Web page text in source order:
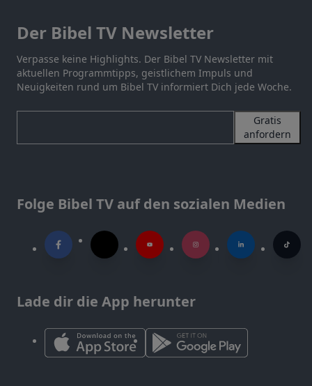
Der Bibel TV Newsletter
Verpasse keine Highlights. Der Bibel TV Newsletter mit
aktuellen Programmtipps, geistlichem Impuls und
Neuigkeiten rund um Bibel TV informiert Dich jede Woche.
Gratis
anfordern
Folge Bibel TV auf den sozialen Medien
Lade dir die App herunter